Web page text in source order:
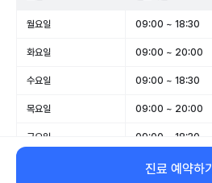
월요일 09:00 ~ 18:30
화요일 09:00 ~ 20:00
수요일 09:00 ~ 18:30
목요일 09:00 ~ 20:00
금요일 09:00 ~ 18:30
09:00 ~ 13:00
진료 예약하기